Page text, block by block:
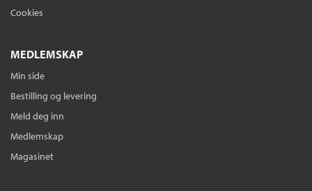
Cookies
MEDLEMSKAP
Min side
Bestilling og levering
Meld deg inn
Medlemskap
Magasinet